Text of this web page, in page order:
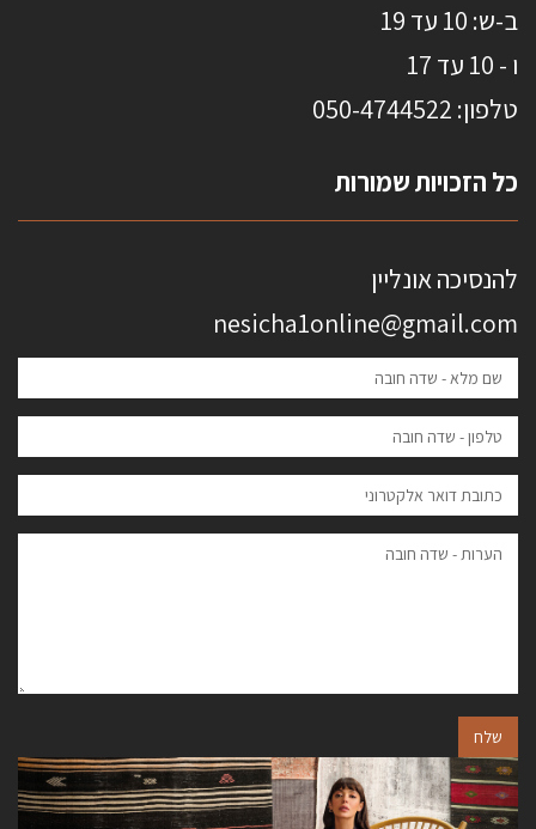
ב-ש: 10 עד 19
ו - 10 עד 17
טלפון: 0 50-4744522
כל הזכויות שמורות
להנסיכה אונליין
nesicha1online@gmail.com
שלח
הבא